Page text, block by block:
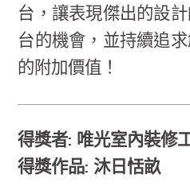
台，讓表現傑出的設
台的機會，並持續追
的附加價值！
得獎者: 唯光室內裝修
得獎作品: 沐日恬畝